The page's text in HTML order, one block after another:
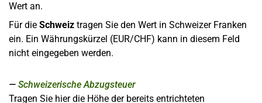
Wert an.
Für die Schweiz tragen Sie den Wert in Schweizer Franken
ein. Ein Währungskürzel (EUR/CHF) kann in diesem Feld
nicht eingegeben werden.
Schweizerische Abzugsteuer
Tragen Sie hier die Höhe der bereits entrichteten